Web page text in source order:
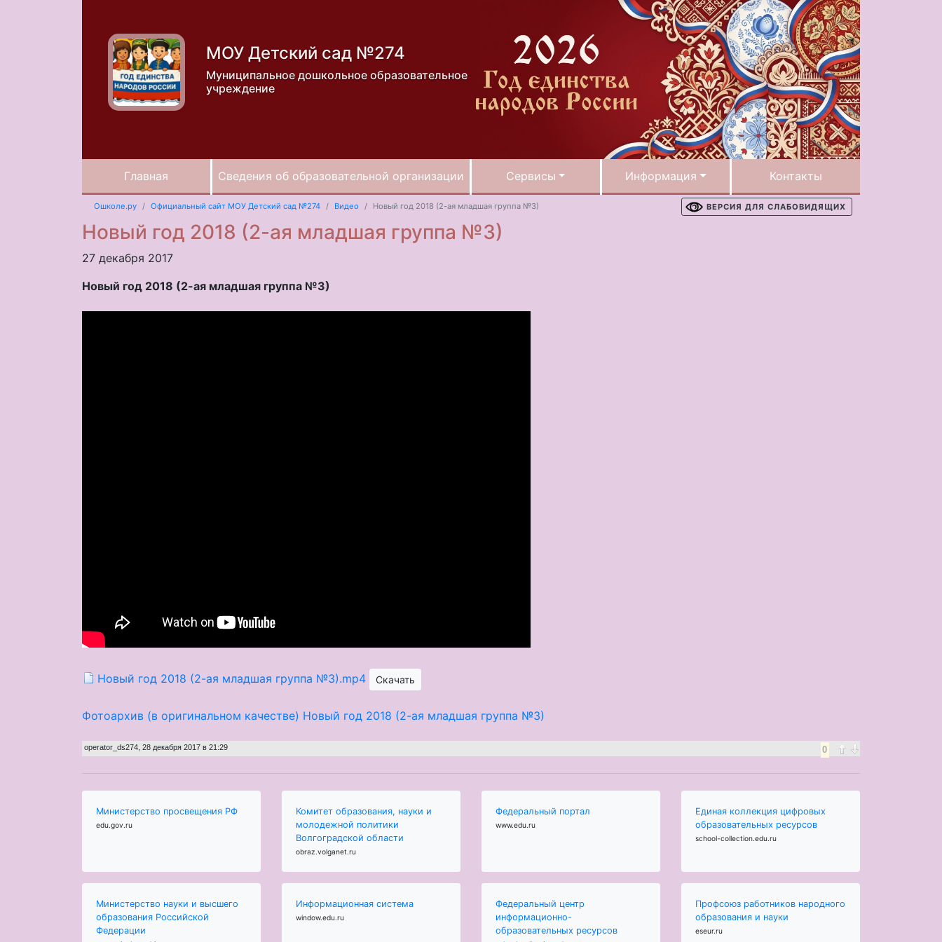
МОУ Детский сад №274
Муниципальное дошкольное образовательное
учреждение
Главная Сведения об образовательной организации Сервисы Информация Контакты
Ошколе.ру Официальный сайт МОУ Детский сад №274 Видео Новый год 2018 (2-ая младшая группа №3) ВЕРСИЯ ДЛЯ СЛАБОВИДЯЩИХ
Новый год 2018 (2-ая младшая группа №3)
27 декабря 2017
Новый год 2018 (2-ая младшая группа №3)
Новый год 2018 (2-ая младшая группа №3).mp4 Скачать
Фотоархив (в оригинальном качестве) Новый год 2018 (2-ая младшая группа №3)
0
operator_ds274 28 декабря 2017 в 21:29
Министерство просвещения РФ
edu.gov.ru
Комитет образования, науки и
молодежной политики
Волгоградской области
obraz.volganet.ru
Федеральный портал
www.edu.ru
Единая коллекция цифровых
образовательных ресурсов
school-collection.edu.ru
Министерство науки и высшего
образования Российской
Федерации
Информационная система
window.edu.ru
Федеральный центр
информационно-
образовательных ресурсов
Профсоюз работников народного
образования и науки
eseur.ru